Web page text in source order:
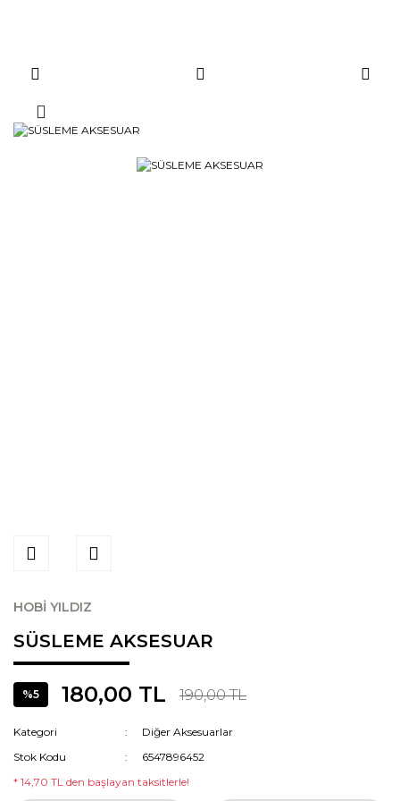
HOBİ YILDIZ
SÜSLEME AKSESUAR
%5 180,00 TL 190,00 TL
Kategori
Diğer Aksesuarlar
Stok Kodu
6547896452
* 14,70 TL den başlayan taksitlerle!